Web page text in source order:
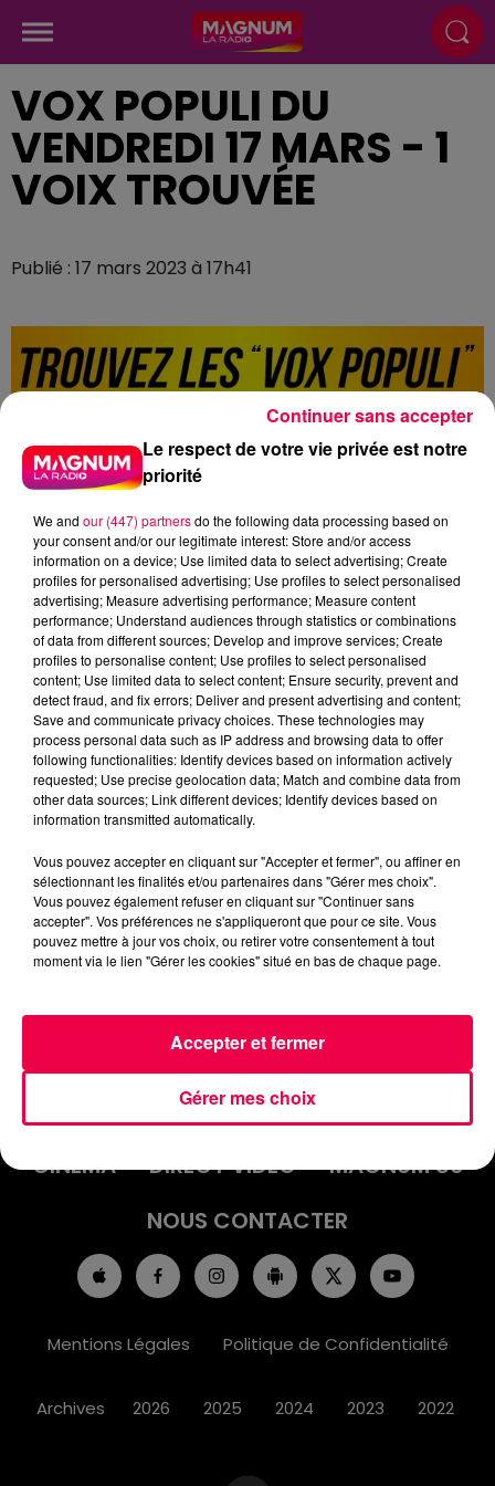
VOX POPULI DU
VENDREDI 17 MARS - 1
VOIX TROUVÉE
Publié : 17 mars 2023 à 17h41
podcasts/2023/03/Vox-Populi-.mp3
INFOS
EMISSIONS
JEUX
PODCASTS
CINÉMA
DIRECT VIDÉO
MAGNUM 80
NOUS CONTACTER
Mentions Légales Politique de Confidentialité
Archives 2026 2025 2024 2023 2022
Le respect de votre vie privée est notre
priorité
We and our (447) partnersdo the following data processing based on
your consent and/or our legitimate interest: Store and/or access
information on a device; Use limited data to select advertising; Create
profiles for personalised advertising; Use profiles to select personalised
advertising; Measure advertising performance; Measure content
performance; Understand audiences through statistics or combinations
of data from different sources; Develop and improve services; Create
profiles to personalise content; Use profiles to select personalised
content; Use limited data to select content; Ensure security, prevent and
detect fraud, and fix errors; Deliver and present advertising and content;
Save and communicate privacy choices. These technologies may
process personal data such as IP address and browsing data to offer
following functionalities: Identify devices based on information actively
requested; Use precise geolocation data; Match and combine data from
other data sources; Link different devices; Identify devices based on
information transmitted automatically.
Vous pouvez accepter en cliquant sur "Accepter et fermer", ou affiner en
sélectionnant les finalités et/ou partenaires dans "Gérer mes choix".
Vous pouvez également refuser en cliquant sur "Continuer sans
accepter". Vos préférences ne s'appliqueront que pour ce site. Vous
pouvez mettre à jour vos choix, ou retirer votre consentement à tout
moment via le lien "Gérer les cookies" situé en bas de chaque page.
Gérer mes choix
Accepter et fermer
Continuer sans accepter